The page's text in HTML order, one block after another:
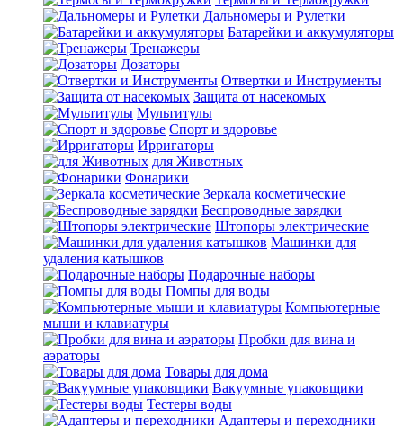
Дальномеры и Рулетки
Батарейки и аккумуляторы
Тренажеры
Дозаторы
Отвертки и Инструменты
Защита от насекомых
Мультитулы
Спорт и здоровье
Ирригаторы
для Животных
Фонарики
Зеркала косметические
Беспроводные зарядки
Штопоры электрические
Машинки для
удаления катышков
Подарочные наборы
Помпы для воды
Компьютерные
мыши и клавиатуры
Пробки для вина и
аэраторы
Товары для дома
Вакуумные упаковщики
Тестеры воды
Адаптеры и переходники